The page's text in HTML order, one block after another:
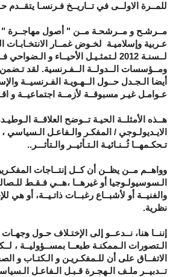
للمــرة الاولــى في تــاريــخ فـرنسـا يتقــدم
مــرشـح و مــرشحـة مــن " أصول مهاجــرة "
عـربية وإسلاميـة لخـوض غمــار الانتخـابـات
لــسنـة 2012 لـتمثـيـل الأحيــاء و
ومــؤسسات الــدولــة الــفـرنسية. لقد
أيضا الـجـدل حــول الــهـويـة الفـرنسيــة
عـوامـل غيـر مسبوقــة لأزمــة اجتماعيــة و
هــذه الأمثلــة الحيـة تــوضح العلاقــة
الايـديولـوجي / المفكـر والـفاعـل الـسياسي ،
تـحكـمهــا ثُــنـائيـة الـتـأثيــر والـتأثـــر..
وواهــم مــن يظــن أن كــل إنتــاجات
الـسوسيولـوجيا أو غيرهــا ،هــي فـقـط
والفنيــة أو لأشبــاع رغبــات ذاتـيــة، أو هي
نظرية.
إننــا هنا، نــدعــو إلى الإختـلاف حـول
الـتصورات الـممكنـة طبعــا بمســؤوليــة ،
الاتفــاق على أن للـمفكـريـن و الـكتـاب و
تــدبيــر ملـف الـهجـرة قـبـل الـفاعـل